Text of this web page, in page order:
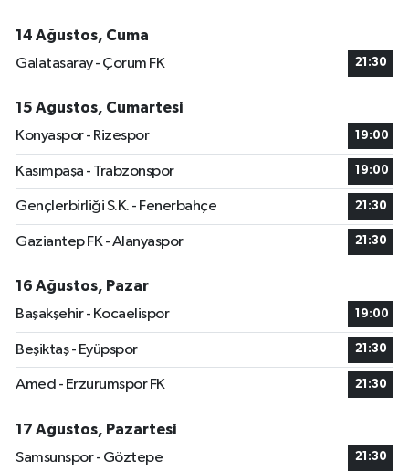
14 Ağustos, Cuma
Galatasaray - Çorum FK
21:30
15 Ağustos, Cumartesi
Konyaspor - Rizespor
19:00
Kasımpaşa - Trabzonspor 19:00
Gençlerbirliği S.K. - Fenerbahçe 21:30
Gaziantep FK - Alanyaspor 21:30
16 Ağustos, Pazar
Başakşehir - Kocaelispor
19:00
Beşiktaş - Eyüpspor 21:30
Amed - Erzurumspor FK 21:30
17 Ağustos, Pazartesi
Samsunspor - Göztepe
21:30